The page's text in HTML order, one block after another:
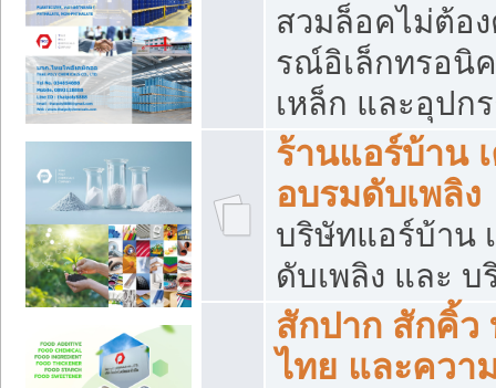
สวมล็อคไม่ต้อ
รณ์อิเล็กทรอนิ
เหล็ก และอุปก
ร้านแอร์บ้าน
อบรมดับเพลิง
บริษัทแอร์บ้าน
ดับเพลิง และ
สักปาก สักคิ้
ไทย และควา